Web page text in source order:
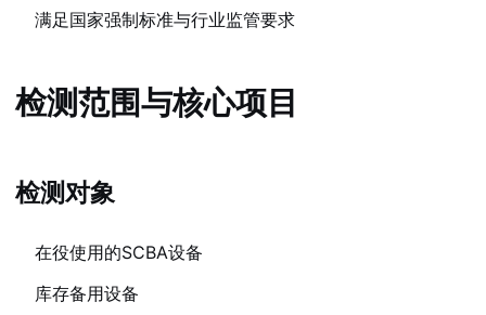
满足国家强制标准与行业监管要求
检测范围与核心项目
检测对象
在役使用的SCBA设备
库存备用设备